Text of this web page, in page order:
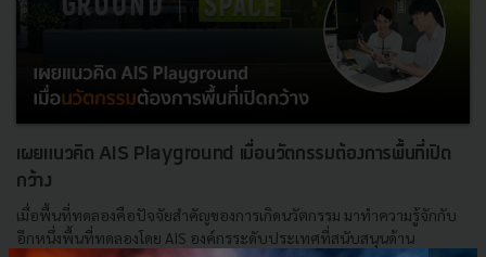
เผยแนวคิด AIS Playground เมื่อนวัตกรรมต้องการพื้นที่เปิด
กว้าง
เมื่อพื้นที่ทดลองคือปัจจัยสำคัญของการเกิดนวัตกรรม มาทำความรู้จักกับ
อีกหนึ่งพื้นที่ทดลองโดย AIS องค์กรระดับประเทศที่สนับสนุนด้าน